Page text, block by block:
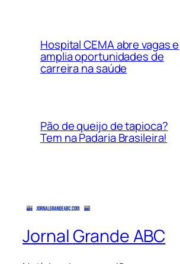
Hospital CEMA abre vagas e
amplia oportunidades de
carreira na saúde
Pão de queijo de tapioca?
Tem na Padaria Brasileira!
Jornal Grande ABC